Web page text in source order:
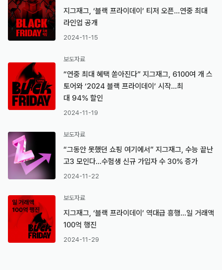
지그재그, ‘블랙 프라이데이’ 티저 오픈…연중 최대
라인업 공개
2024-11-15
보도자료
“연중 최대 혜택 쏟아진다” 지그재그, 6100여 개 스
토어와 ‘2024 블랙 프라이데이’ 시작…최
대 94% 할인
2024-11-19
보도자료
“그동안 못했던 쇼핑 여기에서” 지그재그, 수능 끝난
고3 모인다…수험생 신규 가입자 수 30% 증가
2024-11-22
보도자료
지그재그, ‘블랙 프라이데이’ 역대급 흥행…일 거래액
100억 행진
2024-11-29